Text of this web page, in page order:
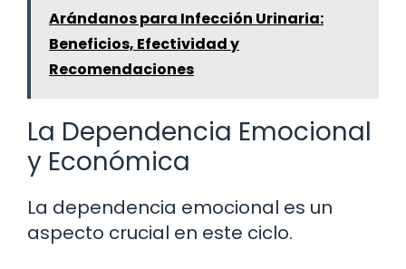
Arándanos para Infección Urinaria:
Beneficios, Efectividad y
Recomendaciones
La Dependencia Emocional
y Económica
La dependencia emocional es un
aspecto crucial en este ciclo.